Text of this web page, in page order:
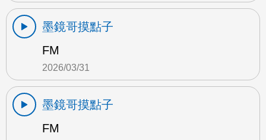
墨鏡哥摸點子
FM
2026/03/31
墨鏡哥摸點子
FM